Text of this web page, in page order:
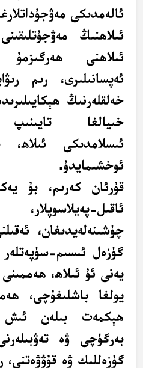
ئالەمدىكى
ئىلاھنىڭ
ئىلاھنى
ئەپسانىلىرى، رىم
خەلقلەرنىڭ
خىيالغا تايىنىپ
ئىسلامدىكى
ئوخشىمايدۇ.
قۇرئان كەرىم، بۇ
ئاقىل-
چۈشىنەلەيدىغان،
گۈزەل ئىسىم-
يەنى ئۇ ئىلاھ،
يولغا باشلىغۇچى،
ھېكمەت بىلەن ئىش
بەرگۈچى ۋە
گۈزەللىك ۋە